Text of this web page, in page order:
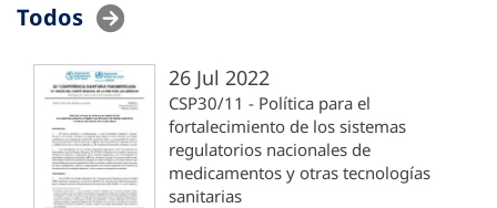
Todos
26 Jul 2022
CSP30/11 - Política para el
fortalecimiento de los sistemas
regulatorios nacionales de
medicamentos y otras tecnologías
sanitarias